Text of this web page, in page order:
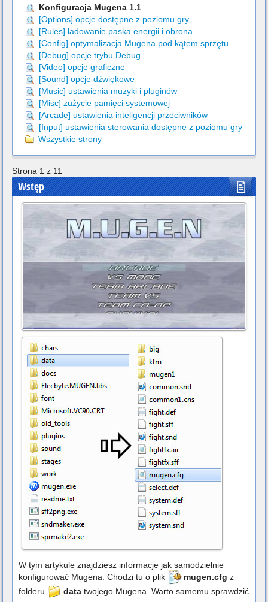
Konfiguracja Mugena 1.1
[Options] opcje dostępne z poziomu gry
[Rules] ładowanie paska energii i obrona
[Config] optymalizacja Mugena pod kątem sprzętu
[Debug] opcje trybu Debug
[Video] opcje graficzne
[Sound] opcje dźwiękowe
[Music] ustawienia muzyki i pluginów
[Misc] zużycie pamięci systemowej
[Arcade] ustawienia inteligencji przeciwników
[Input] ustawienia sterowania dostępne z poziomu gry
Wszystkie strony
Strona 1 z 11
Wstęp
W tym artykule znajdziesz informacje jak samodzielnie
konfigurować Mugena. Chodzi tu o plik
mugen.cfg z
folderu
data twojego Mugena. Warto samemu sprawdzić